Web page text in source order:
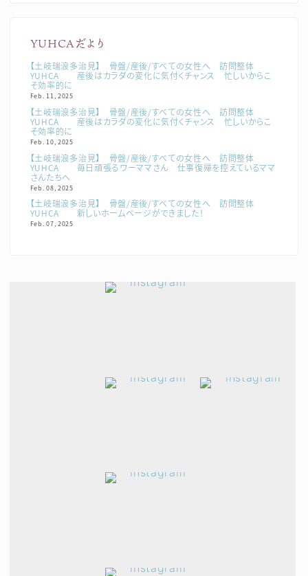
YUHCAだより
【土岐瑞浪多治見】 骨盤/産後/すべての女性へ 訪問整体
YUHCA 産後はカラダの変化に気付くチャンス 忙しいからこ
そ効率的に
Feb. 11, 2025
【土岐瑞浪多治見】 骨盤/産後/すべての女性へ 訪問整体
YUHCA 産後はカラダの変化に気付くチャンス 忙しいからこ
そ効率的に
Feb. 10, 2025
【土岐瑞浪多治見】 骨盤/産後/すべての女性へ 訪問整体
YUHCA 毎日頑張るワーママさん 仕事復帰を控えているママ
さんたちへ
Feb. 08, 2025
【土岐瑞浪多治見】 骨盤/産後/すべての女性へ 訪問整体
YUHCA 新しいホームページができました！
Feb. 07, 2025